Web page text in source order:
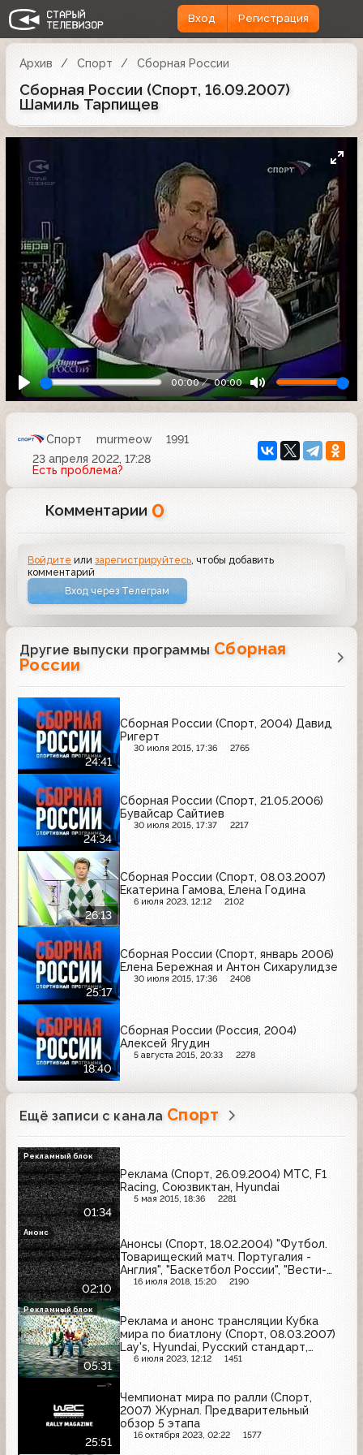
Вход Регистрация
Архив Спорт Сборная России
Сборная России (Спорт, 16.09.2007)
Шамиль Тарпищев
00:00 00:00
Спорт murmeow
1991
23 апреля 2022, 17:28
Есть проблема?
Комментарии 0
Войдите илизарегистрируйтесь, чтобы добавить
комментарий
Вход через Телеграм
Другие выпуски программы Сборная
России
24:41
Сборная России (Спорт, 2004) Давид
Ригерт
30 июля 2015, 17:36 2765
24:34
Сборная России (Спорт, 21.05.2006)
Бувайсар Сайтиев
30 июля 2015, 17:37 2217
26:13
Сборная России (Спорт, 08.03.2007)
Екатерина Гамова, Елена Година
6 июля 2023, 12:12 2102
25:17
Сборная России (Спорт, январь 2006)
Елена Бережная и Антон Сихарулидзе
30 июля 2015, 17:36 2408
18:40
Сборная России (Россия, 2004)
Алексей Ягудин
5 августа 2015, 20:33 2278
Ещё записи с канала Спорт
01:34
Реклама (Спорт, 26.09.2004) МТС, F1
Racing, Союзвиктан, Hyundai
5 мая 2015, 18:36 2281
Рекламный блок
02:10
Анонсы (Спорт, 18.02.2004) "Футбол.
Товарищеский матч. Португалия -
Англия", "Баскетбол России", "Вести-
Спорт"
16 июля 2018, 15:20 2190
Анонс
05:31
Реклама и анонс трансляции Кубка
мира по биатлону (Спорт, 08.03.2007)
Lay's, Hyundai, Русский стандарт,
ХрусTeam, Sony, Ralf Ringer, Мегафон,
6 июля 2023, 12:12 1451
Рекламный блок
25:51
Чемпионат мира по ралли (Спорт,
2007) Журнал. Предварительный
обзор 5 этапа
16 октября 2023, 02:22 1577